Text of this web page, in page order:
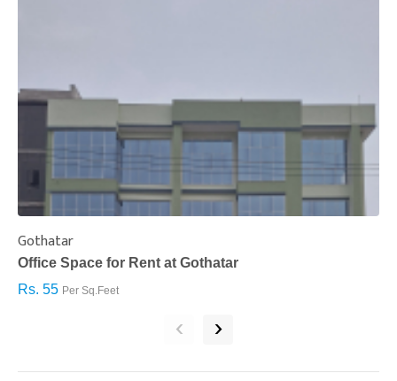
Gothatar
Office Space for Rent at Gothatar
Rs. 55 Per Sq.Feet
‹ ›